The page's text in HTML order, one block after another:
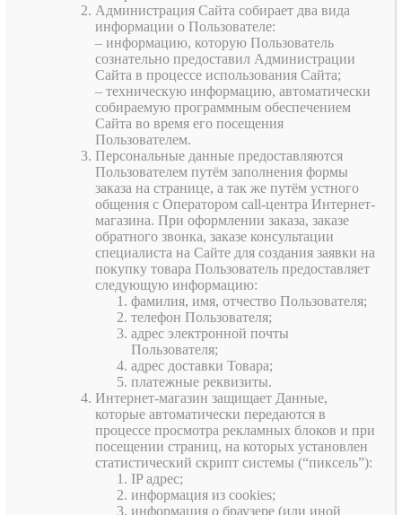
Администрация Сайта собирает два вида
информации о Пользователе:
– информацию, которую Пользователь
сознательно предоставил Администрации
Сайта в процессе использования Сайта;
– техническую информацию, автоматически
собираемую программным обеспечением
Сайта во время его посещения
Пользователем.
Персональные данные предоставляются
Пользователем путём заполнения формы
заказа на странице, а так же путём устного
общения с Оператором call-центра Интернет-
магазина. При оформлении заказа, заказе
обратного звонка, заказе консультации
специалиста на Сайте для создания заявки на
покупку товара Пользователь предоставляет
следующую информацию:
фамилия, имя, отчество Пользователя;
телефон Пользователя;
адрес электронной почты
Пользователя;
адрес доставки Товара;
платежные реквизиты.
Интернет-магазин защищает Данные,
которые автоматически передаются в
процессе просмотра рекламных блоков и при
посещении страниц, на которых установлен
статистический скрипт системы (“пиксель”):
IP адрес;
информация из cookies;
информация о браузере (или иной